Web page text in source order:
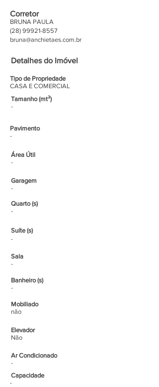
Corretor
BRUNA PAULA
(28) 99921-8557
bruna@anchietaes.com.br
Detalhes do Imóvel
Tipo de Propriedade
CASA E COMERCIAL
Tamanho (mt²)
-
Pavimento
-
Área Útil
-
Garagem
-
Quarto (s)
-
Suíte (s)
-
Sala
-
Banheiro (s)
-
Mobiliado
não
Elevador
Não
Ar Condicionado
-
Capacidade
-